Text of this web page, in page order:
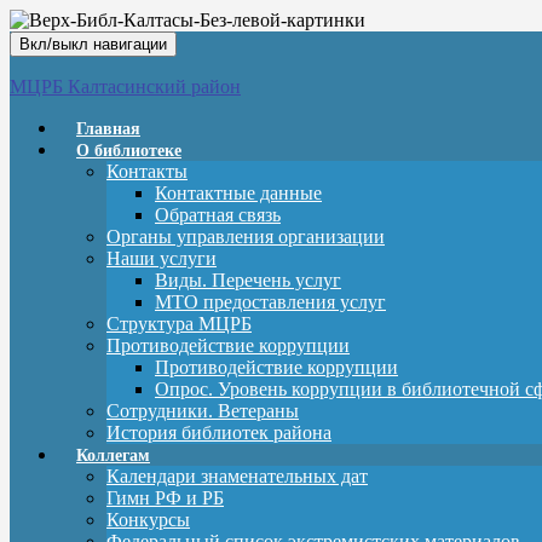
Вкл/выкл навигации
МЦРБ Калтасинский район
Главная
О библиотеке
Контакты
Контактные данные
Обратная связь
Органы управления организации
Наши услуги
Виды. Перечень услуг
МТО предоставления услуг
Структура МЦРБ
Противодействие коррупции
Противодействие коррупции
Опрос. Уровень коррупции в библиотечной
Сотрудники. Ветераны
История библиотек района
Коллегам
Календари знаменательных дат
Гимн РФ и РБ
Конкурсы